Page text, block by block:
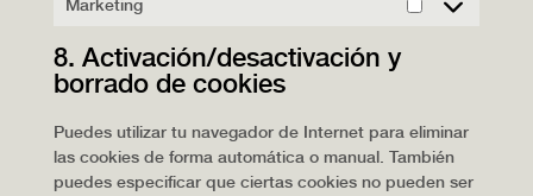
Marketing
Marketing
8. Activación/desactivación y
borrado de cookies
Puedes utilizar tu navegador de Internet para eliminar
las cookies de forma automática o manual. También
puedes especificar que ciertas cookies no pueden ser